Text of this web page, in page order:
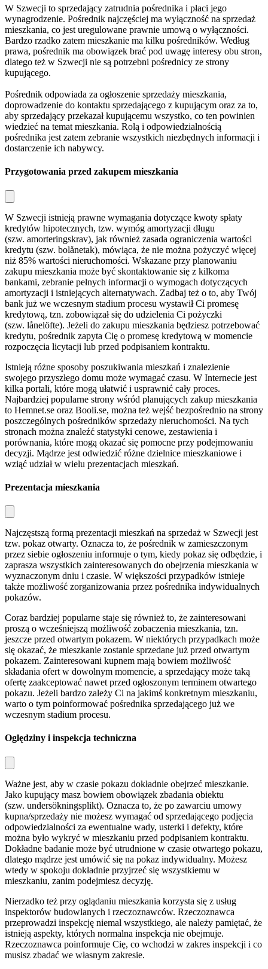
W Szwecji to sprzedający zatrudnia pośrednika i płaci jego
wynagrodzenie. Pośrednik najczęściej ma wyłączność na sprzedaż
mieszkania, co jest uregulowane prawnie umową o wyłączności.
Bardzo rzadko zatem mieszkanie ma kilku pośredników. Według
prawa, pośrednik ma obowiązek brać pod uwagę interesy obu stron,
dlatego też w Szwecji nie są potrzebni pośrednicy ze strony
kupującego.
Pośrednik odpowiada za ogłoszenie sprzedaży mieszkania,
doprowadzenie do kontaktu sprzedającego z kupującym oraz za to,
aby sprzedający przekazał kupującemu wszystko, co ten powinien
wiedzieć na temat mieszkania. Rolą i odpowiedzialnością
pośrednika jest zatem zebranie wszystkich niezbędnych informacji i
dostarczenie ich nabywcy.
Przygotowania przed zakupem mieszkania
W Szwecji istnieją prawne wymagania dotyczące kwoty spłaty
kredytów hipotecznych, tzw. wymóg amortyzacji długu
(szw. amorteringskrav), jak również zasada ograniczenia wartości
kredytu (szw. bolånetak), mówiąca, że nie można pożyczyć więcej
niż 85% wartości nieruchomości. Wskazane przy planowaniu
zakupu mieszkania może być skontaktowanie się z kilkoma
bankami, zebranie pełnych informacji o wymogach dotyczących
amortyzacji i istniejących alternatywach. Zadbaj też o to, aby Twój
bank już we wczesnym stadium procesu wystawił Ci promesę
kredytową, tzn. zobowiązał się do udzielenia Ci pożyczki
(szw. lånelöfte). Jeżeli do zakupu mieszkania będziesz potrzebować
kredytu, pośrednik zapyta Cię o promesę kredytową w momencie
rozpoczęcia licytacji lub przed podpisaniem kontraktu.
Istnieją różne sposoby poszukiwania mieszkań i znalezienie
swojego przyszłego domu może wymagać czasu. W Internecie jest
kilka portali, które mogą ułatwić i usprawnić cały proces.
Najbardziej popularne strony wśród planujących zakup mieszkania
to Hemnet.se oraz Booli.se, można też wejść bezpośrednio na strony
poszczególnych pośredników sprzedaży nieruchomości. Na tych
stronach można znaleźć statystyki cenowe, zestawienia i
porównania, które mogą okazać się pomocne przy podejmowaniu
decyzji. Mądrze jest odwiedzić różne dzielnice mieszkaniowe i
wziąć udział w wielu prezentacjach mieszkań.
Prezentacja mieszkania
Najczęstszą formą prezentacji mieszkań na sprzedaż w Szwecji jest
tzw. pokaz otwarty. Oznacza to, że pośrednik w zamieszczonym
przez siebie ogłoszeniu informuje o tym, kiedy pokaz się odbędzie, i
zaprasza wszystkich zainteresowanych do obejrzenia mieszkania w
wyznaczonym dniu i czasie. W większości przypadków istnieje
także możliwość zorganizowania przez pośrednika indywidualnych
pokazów.
Coraz bardziej popularne staje się również to, że zainteresowani
proszą o wcześniejszą możliwość zobaczenia mieszkania, tzn.
jeszcze przed otwartym pokazem. W niektórych przypadkach może
się okazać, że mieszkanie zostanie sprzedane już przed otwartym
pokazem. Zainteresowani kupnem mają bowiem możliwość
składania ofert w dowolnym momencie, a sprzedający może taką
ofertę zaakceptować nawet przed ogłoszonym terminem otwartego
pokazu. Jeżeli bardzo zależy Ci na jakimś konkretnym mieszkaniu,
warto o tym poinformować pośrednika sprzedającego już we
wczesnym stadium procesu.
Oględziny i inspekcja techniczna
Ważne jest, aby w czasie pokazu dokładnie obejrzeć mieszkanie.
Jako kupujący masz bowiem obowiązek zbadania obiektu
(szw. undersökningsplikt). Oznacza to, że po zawarciu umowy
kupna/sprzedaży nie możesz wymagać od sprzedającego podjęcia
odpowiedzialności za ewentualne wady, usterki i defekty, które
można było wykryć w mieszkaniu przed podpisaniem kontraktu.
Dokładne badanie może być utrudnione w czasie otwartego pokazu,
dlatego mądrze jest umówić się na pokaz indywidualny. Możesz
wtedy w spokoju dokładnie przyjrzeć się wszystkiemu w
mieszkaniu, zanim podejmiesz decyzję.
Nierzadko też przy oglądaniu mieszkania korzysta się z usług
inspektorów budowlanych i rzeczoznawców. Rzeczoznawca
przeprowadzi inspekcję niemal wszystkiego, ale należy pamiętać, że
istnieją aspekty, których normalna inspekcja nie obejmuje.
Rzeczoznawca poinformuje Cię, co wchodzi w zakres inspekcji i co
musisz zbadać we własnym zakresie.